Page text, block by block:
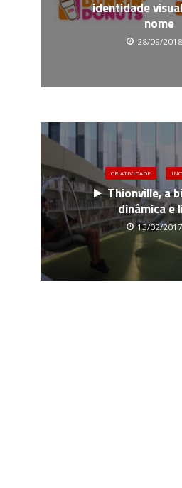
identidade
nome
28/09/2018
CRIATIVIDADE
Thionville, a
dinâmica e
13/02/2017